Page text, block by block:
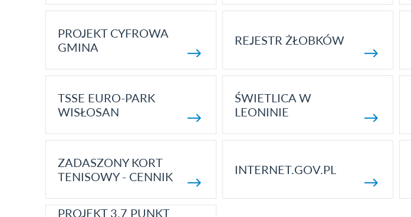
PROJEKT CYFROWA
GMINA
REJESTR ŻŁOBKÓW
TSSE EURO-PARK
WISŁOSAN
ŚWIETLICA W
LEONINIE
ZADASZONY KORT
TENISOWY - CENNIK
INTERNET.GOV.PL
PROJEKT 3.7 PUNKT